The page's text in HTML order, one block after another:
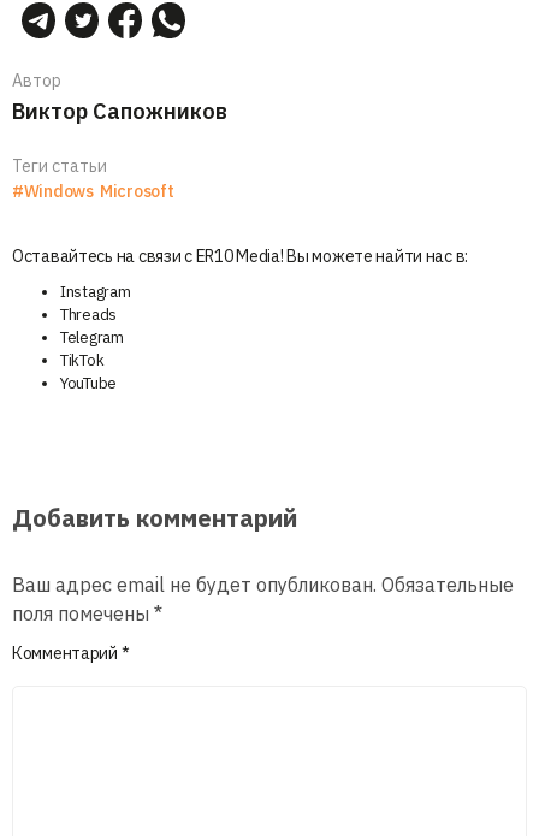
Автор
Виктор Сапожников
Теги статьи
#Windows Microsoft
Оставайтесь на связи с ER10 Media! Вы можете найти нас в:
Instagram
Threads
Telegram
TikTok
YouTube
Добавить комментарий
Ваш адрес email не будет опубликован. Обязательные
поля помечены *
Комментарий *